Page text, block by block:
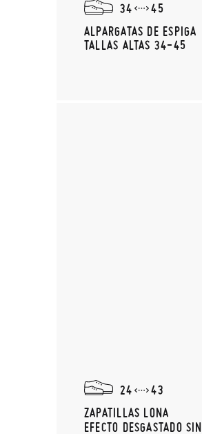
34
45
ALPARGATAS DE ESPIGA
TALLAS ALTAS 34-45
24
43
ZAPATILLAS LONA
EFECTO DESGASTADO SIN